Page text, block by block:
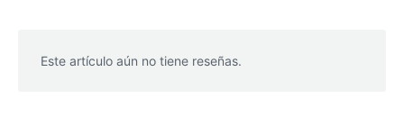
Este artículo aún no tiene reseñas.